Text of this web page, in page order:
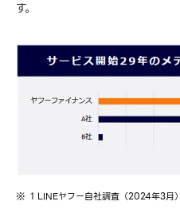
す。
1 LINEヤフー自社調査（2024年3月）